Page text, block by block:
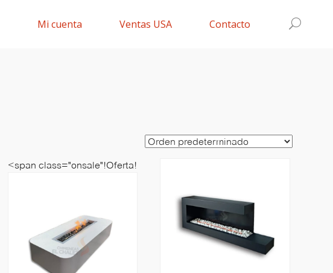
Mi cuenta Ventas USA Contacto
<span class="onsale"!Oferta!